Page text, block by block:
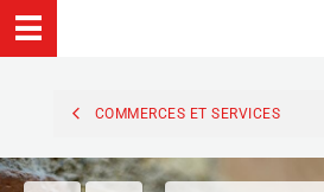
COMMERCES ET SERVICES